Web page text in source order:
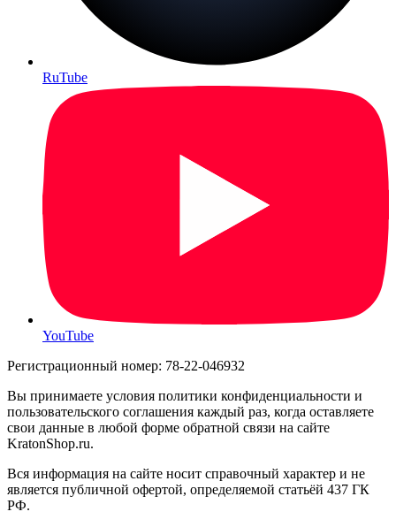
RuTube
YouTube
Регистрационный номер: 78-22-046932
Вы принимаете условия политики конфиденциальности и
пользовательского соглашения каждый раз, когда оставляете
свои данные в любой форме обратной связи на сайте
KratonShop.ru.
Вся информация на сайте носит справочный характер и не
является публичной офертой, определяемой статьёй 437 ГК
РФ.